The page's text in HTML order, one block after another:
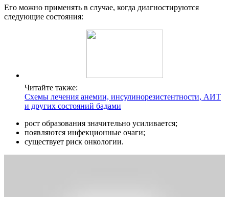
Его можно применять в случае, когда диагностируются
следующие состояния:
Читайте также:
Схемы лечения анемии, инсулинорезистентности, АИТ
и других состояний бадами
рост образования значительно усиливается;
появляются инфекционные очаги;
существует риск онкологии.